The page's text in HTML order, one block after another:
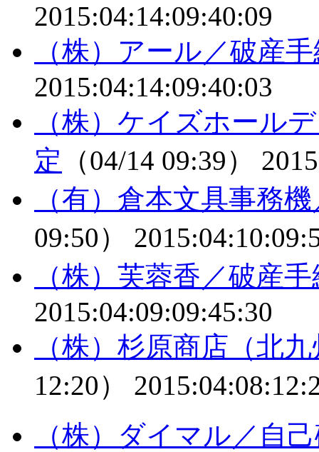
2015:04:14:09:40:09
（株）アール／破産
2015:04:14:09:40:03
（株）ケイズホール
定 （04/14 09:39）
（有）倉本文具事務
09:50）
（株）芙蓉香／破産
2015:04:09:09:45:30
（株）杉原商店（北
12:20）
（株）ダイマル／自